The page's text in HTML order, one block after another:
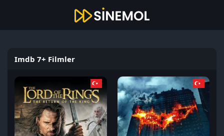
Imdb 7+ Filmler